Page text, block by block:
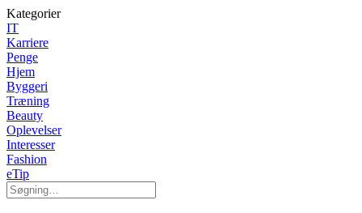
Kategorier
IT
Karriere
Penge
Hjem
Byggeri
Træning
Beauty
Oplevelser
Interesser
Fashion
eTip